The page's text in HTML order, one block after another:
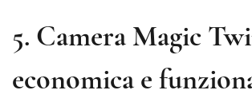
5. Camera Magic
economica e